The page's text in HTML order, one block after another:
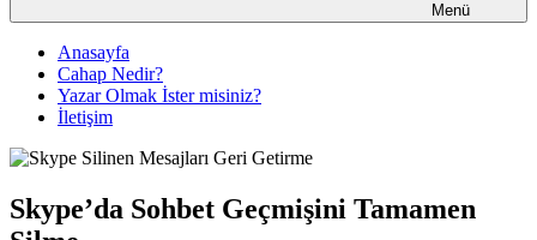
Menü
Anasayfa
Cahap Nedir?
Yazar Olmak İster misiniz?
İletişim
Skype’da Sohbet Geçmişini Tamamen